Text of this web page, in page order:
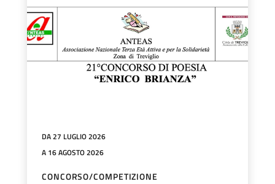
DA 27 LUGLIO 2026
A 16 AGOSTO 2026
CONCORSO/COMPETIZIONE